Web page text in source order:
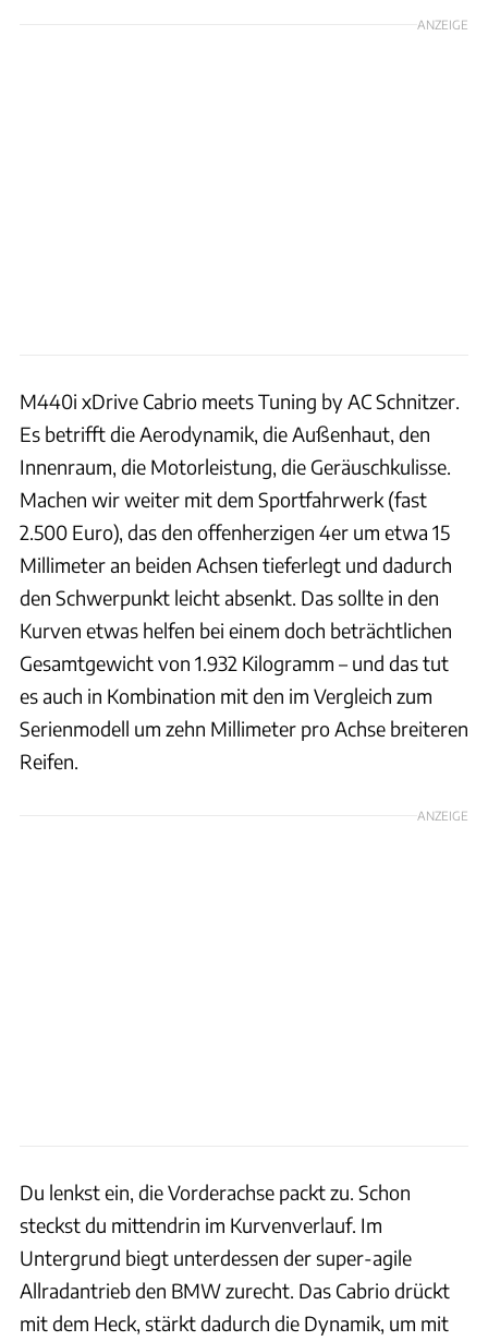
ANZEIGE
M440i xDrive Cabrio meets Tuning by AC Schnitzer.
Es betrifft die Aerodynamik, die Außenhaut, den
Innenraum, die Motorleistung, die Geräuschkulisse.
Machen wir weiter mit dem Sportfahrwerk (fast
2.500 Euro), das den offenherzigen 4er um etwa 15
Millimeter an beiden Achsen tieferlegt und dadurch
den Schwerpunkt leicht absenkt. Das sollte in den
Kurven etwas helfen bei einem doch beträchtlichen
Gesamtgewicht von 1.932 Kilogramm – und das tut
es auch in Kombination mit den im Vergleich zum
Serienmodell um zehn Millimeter pro Achse breiteren
Reifen.
ANZEIGE
Du lenkst ein, die Vorderachse packt zu. Schon
steckst du mittendrin im Kurvenverlauf. Im
Untergrund biegt unterdessen der super-agile
Allradantrieb den BMW zurecht. Das Cabrio drückt
mit dem Heck, stärkt dadurch die Dynamik, um mit